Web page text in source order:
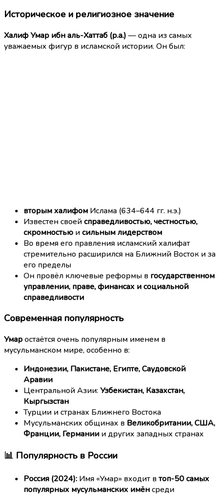
Историческое и религиозное значение
Халиф Умар ибн аль-Хаттаб (р.а.) — одна из самых
уважаемых фигур в исламской истории. Он был:
вторым халифом Ислама (634–644 гг. н.э.)
Известен своейсправедливостью, честностью,
скромностью исильным лидерством
Во время его правления исламский халифат
стремительно расширился на Ближний Восток и за
его пределы
Он провёл ключевые реформы в государственном
управлении, праве, финансах и социальной
справедливости
Современная популярность
Умаростаётся очень популярным именем в
мусульманском мире, особенно в:
Индонезии, Пакистане, Египте, Саудовской
Аравии
Центральной Азии: Узбекистан, Казахстан,
Кыргызстан
Турции и странах Ближнего Востока
Мусульманских общинах в Великобритании, США,
Франции, Германии и других западных странах
📊 Популярность в России
Россия (2024): Имя «Умар» входит втоп-50 самых
популярных мусульманских имёнсреди